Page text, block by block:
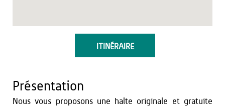
ITINÉRAIRE
Présentation
Nous vous proposons une halte originale et gratuite